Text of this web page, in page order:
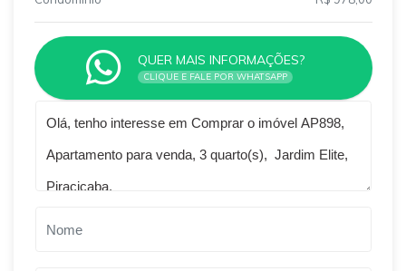
QUER MAIS INFORMAÇÕES?
CLIQUE E FALE POR WHATSAPP